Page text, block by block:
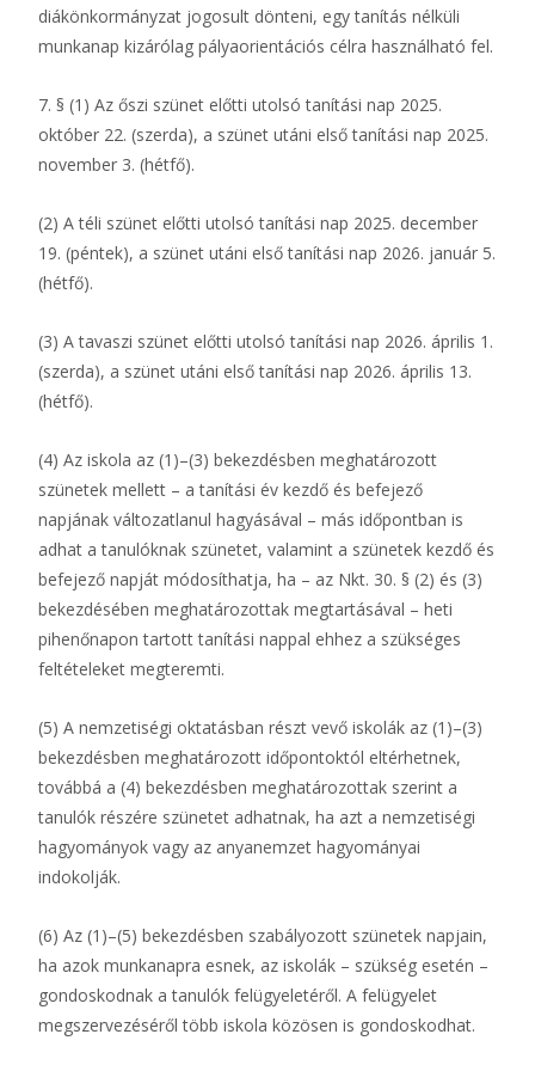
diákönkormányzat jogosult dönteni, egy tanítás nélküli
munkanap kizárólag pályaorientációs célra használható fel.
7. § (1) Az őszi szünet előtti utolsó tanítási nap 2025.
október 22. (szerda), a szünet utáni első tanítási nap 2025.
november 3. (hétfő).
(2) A téli szünet előtti utolsó tanítási nap 2025. december
19. (péntek), a szünet utáni első tanítási nap 2026. január 5.
(hétfő).
(3) A tavaszi szünet előtti utolsó tanítási nap 2026. április 1.
(szerda), a szünet utáni első tanítási nap 2026. április 13.
(hétfő).
(4) Az iskola az (1)–(3) bekezdésben meghatározott
szünetek mellett – a tanítási év kezdő és befejező
napjának változatlanul hagyásával – más időpontban is
adhat a tanulóknak szünetet, valamint a szünetek kezdő és
befejező napját módosíthatja, ha – az Nkt. 30. § (2) és (3)
bekezdésében meghatározottak megtartásával – heti
pihenőnapon tartott tanítási nappal ehhez a szükséges
feltételeket megteremti.
(5) A nemzetiségi oktatásban részt vevő iskolák az (1)–(3)
bekezdésben meghatározott időpontoktól eltérhetnek,
továbbá a (4) bekezdésben meghatározottak szerint a
tanulók részére szünetet adhatnak, ha azt a nemzetiségi
hagyományok vagy az anyanemzet hagyományai
indokolják.
(6) Az (1)–(5) bekezdésben szabályozott szünetek napjain,
ha azok munkanapra esnek, az iskolák – szükség esetén –
gondoskodnak a tanulók felügyeletéről. A felügyelet
megszervezéséről több iskola közösen is gondoskodhat.